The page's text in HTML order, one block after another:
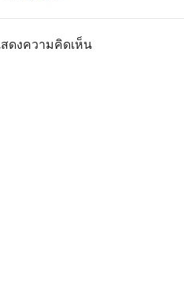
ดงความคิดเห็น